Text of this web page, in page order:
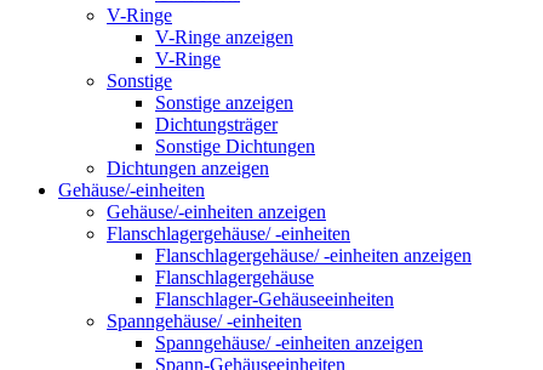
V-Ringe
V-Ringe anzeigen
V-Ringe
Sonstige
Sonstige anzeigen
Dichtungsträger
Sonstige Dichtungen
Dichtungen anzeigen
Gehäuse/-einheiten
Gehäuse/-einheiten anzeigen
Flanschlagergehäuse/ -einheiten
Flanschlagergehäuse/ -einheiten anzeigen
Flanschlagergehäuse
Flanschlager-Gehäuseeinheiten
Spanngehäuse/ -einheiten
Spanngehäuse/ -einheiten anzeigen
Spann-Gehäuseeinheiten